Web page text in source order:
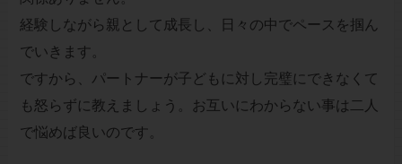
経験しながら親として成長し、日々の中でペースを掴ん
でいきます。
ですから、パートナーが子どもに対し完璧にできなくて
も怒らずに教えましょう。お互いにわからない事は二人
で悩めば良いのです。